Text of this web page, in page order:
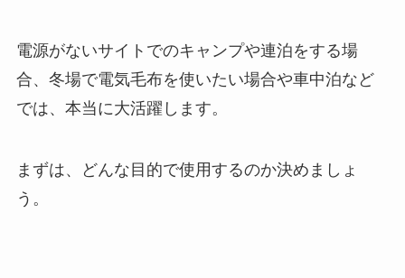
電源がないサイトでのキャンプや連泊をする場
合、冬場で電気毛布を使いたい場合や車中泊など
では、本当に大活躍します。
まずは、どんな目的で使用するのか決めましょ
う。